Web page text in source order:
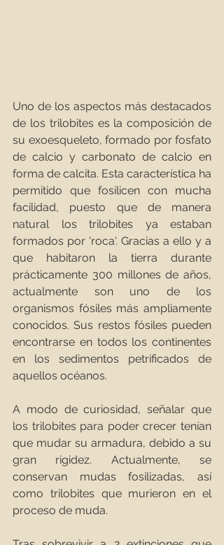
Uno de los aspectos más destacados
de los trilobites es la composición de
su exoesqueleto, formado por fosfato
de calcio y carbonato de calcio en
forma de calcita. Esta característica ha
permitido que fosilicen con mucha
facilidad, puesto que de manera
natural los trilobites ya estaban
formados por 'roca'. Gracias a ello y a
que habitaron la tierra durante
prácticamente 300 millones de años,
actualmente son uno de los
organismos fósiles más ampliamente
conocidos. Sus restos fósiles pueden
encontrarse en todos los continentes
en los sedimentos petrificados de
aquellos océanos.
A modo de curiosidad, señalar que
los trilobites para poder crecer tenían
que mudar su armadura, debido a su
gran rigidez. Actualmente, se
conservan mudas fosilizadas, así
como trilobites que murieron en el
proceso de muda.